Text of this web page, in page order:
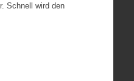
Schnell wird den